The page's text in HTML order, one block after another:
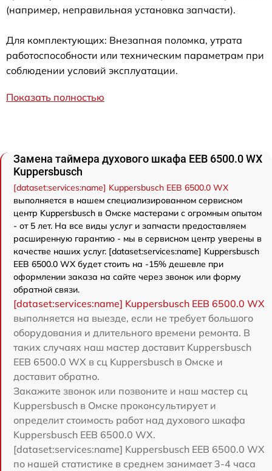
(например, неправильная установка запчасти).
Для комплектующих: Внезапная поломка, утрата
работоспособности или техническим параметрам при
соблюдении условий эксплуатации.
Показать полностью
Замена таймера духового шкафа EEB 6500.0 WX
Kuppersbusch
[dataset:services:name] Kuppersbusch EEB 6500.0 WX
выполняется в нашем специализированном сервисном
центр Kuppersbusch в Омске мастерами с огромным опытом
- от 5 лет. На все виды услуг и запчасти предоставляем
расширенную гарантию - мы в сервисном центр уверены в
качестве наших услуг. [dataset:services:name] Kuppersbusch
EEB 6500.0 WX будет стоить на -15% дешевле при
оформлении заказа на сайте через звонок или форму
обратной связи.
[dataset:services:name] Kuppersbusch EEB 6500.0 WX
выполняется на выезде, если не требует большого
оборудования и длительного времени ремонта. В
таких случаях наш мастер доставит Kuppersbusch
EEB 6500.0 WX в сц Kuppersbusch в Омске и
доставит обратно.
Закажите звонок или позвоните и наш мастер сц
Kuppersbusch в Омске проконсультирует и
определит стоимость работ над духового шкафа
Kuppersbusch EEB 6500.0 WX.
[dataset:services:name] Kuppersbusch EEB 6500.0 WX
по нашей статистике в среднем занимает 3-4 часа